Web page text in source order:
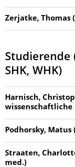
Zerjatke, Thomas
Studierende
SHK, WHK)
Harnisch,
Podhorsky,
Straaten,
med.)